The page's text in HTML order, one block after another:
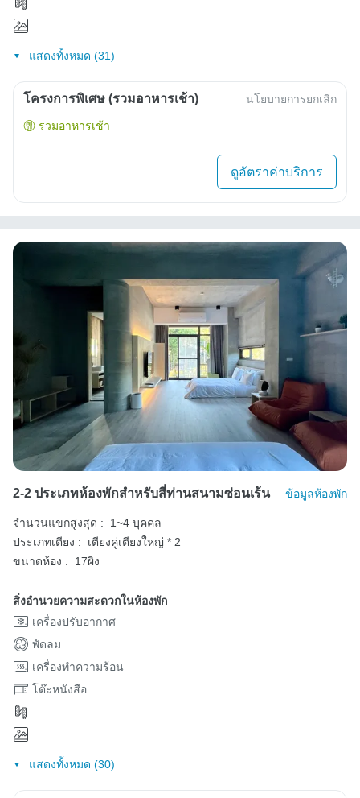
แสดงทั้งหมด (31)
โครงการพิเศษ (รวมอาหารเช้า) นโยบายการยกเลิก
รวมอาหารเช้า
ดูอัตราค่าบริการ
2-2 ประเภทห้องพักสำหรับสี่ท่านสนามซ่อนเร้น ข้อมูลห้องพัก
จำนวนแขกสูงสุด :
1~4 บุคคล
ประเภทเตียง :
เตียงคู่เตียงใหญ่ * 2
ขนาดห้อง :
17ผิง
สิ่งอำนวยความสะดวกในห้องพัก
เครื่องปรับอากาศ
พัดลม
เครื่องทำความร้อน
โต๊ะหนังสือ
แสดงทั้งหมด (30)